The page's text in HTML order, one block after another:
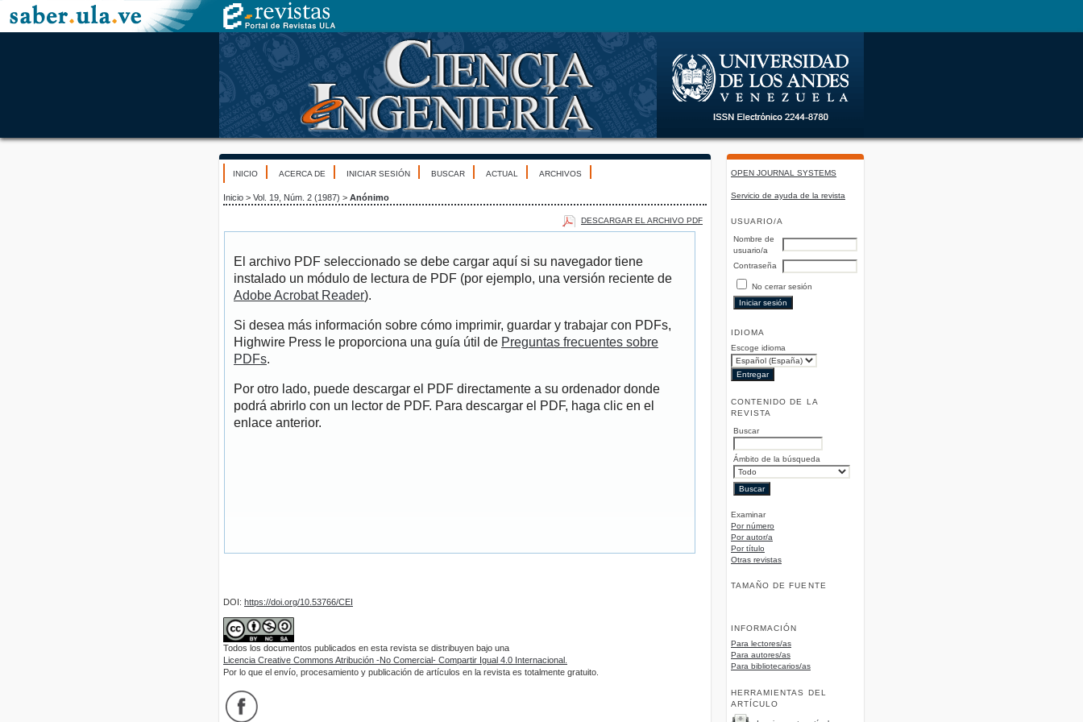
OPEN JOURNAL SYSTEMS
Servicio de ayuda de la revista
USUARIO/A
Nombre de
usuario/a
Contraseña
No cerrar sesión
IDIOMA
Escoge idioma
CONTENIDO DE LA
REVISTA
Buscar
Ámbito de la búsqueda
Examinar
Por número
Por autor/a
Por título
Otras revistas
TAMAÑO DE FUENTE
INFORMACIÓN
Para lectores/as
Para autores/as
Para bibliotecarios/as
HERRAMIENTAS DEL
ARTÍCULO
INICIO ACERCA DE INICIAR SESIÓN BUSCAR ACTUAL ARCHIVOS
Inicio > Vol. 19, Núm. 2 (1987) > Anónimo
DESCARGAR EL ARCHIVO PDF
El archivo PDF seleccionado se debe cargar aquí si su navegador tiene
instalado un módulo de lectura de PDF (por ejemplo, una versión reciente de
Adobe Acrobat Reader).
Si desea más información sobre cómo imprimir, guardar y trabajar con PDFs,
Highwire Press le proporciona una guía útil de Preguntas frecuentes sobre
PDFs.
Por otro lado, puede descargar el PDF directamente a su ordenador donde
podrá abrirlo con un lector de PDF. Para descargar el PDF, haga clic en el
enlace anterior.
DOI: https://doi.org/10.53766/CEI
Todos los documentos publicados en esta revista se distribuyen bajo una
Licencia Creative Commons Atribución -No Comercial- Compartir Igual 4.0 Internacional.
Por lo que el envío, procesamiento y publicación de artículos en la revista es totalmente gratuito.